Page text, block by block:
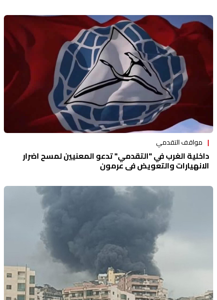
مواقف التقدمي
داخلية الغرب في "التقدمي" تدعو المعنيين لمسح اضرار
الانهيارات والتعويض في عرمون